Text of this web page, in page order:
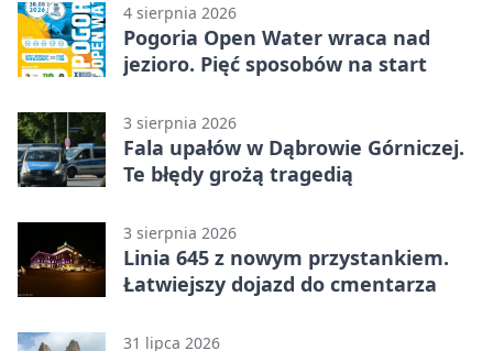
4 sierpnia 2026
Pogoria Open Water wraca nad
jezioro. Pięć sposobów na start
3 sierpnia 2026
Fala upałów w Dąbrowie Górniczej.
Te błędy grożą tragedią
3 sierpnia 2026
Linia 645 z nowym przystankiem.
Łatwiejszy dojazd do cmentarza
31 lipca 2026